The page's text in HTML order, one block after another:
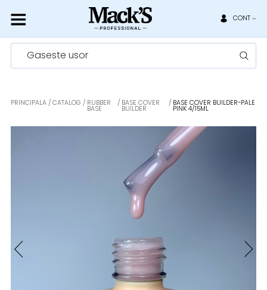
CONT
Gaseste usor
PRINCIPALA CATALOG RUBBER
BASE
BASE COVER
BUILDER
BASE COVER BUILDER-PALE
PINK 4/15ML